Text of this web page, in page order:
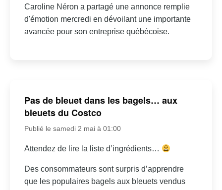
Caroline Néron a partagé une annonce remplie
d'émotion mercredi en dévoilant une importante
avancée pour son entreprise québécoise.
Pas de bleuet dans les bagels… aux
bleuets du Costco
Publié le samedi 2 mai à 01:00
Attendez de lire la liste d’ingrédients…
Des consommateurs sont surpris d’apprendre
que les populaires bagels aux bleuets vendus